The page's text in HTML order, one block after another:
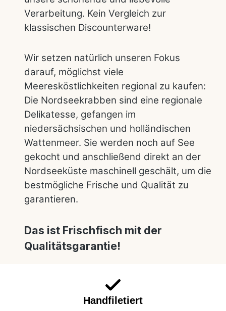
Verarbeitung. Kein Vergleich zur
klassischen Discounterware!
Wir setzen natürlich unseren Fokus
darauf, möglichst viele
Meeresköstlichkeiten regional zu kaufen:
Die Nordseekrabben sind eine regionale
Delikatesse, gefangen im
niedersächsischen und holländischen
Wattenmeer. Sie werden noch auf See
gekocht und anschließend direkt an der
Nordseeküste maschinell geschält, um die
bestmögliche Frische und Qualität zu
garantieren.
Das ist Frischfisch mit der
Qualitätsgarantie!
Handfiletiert